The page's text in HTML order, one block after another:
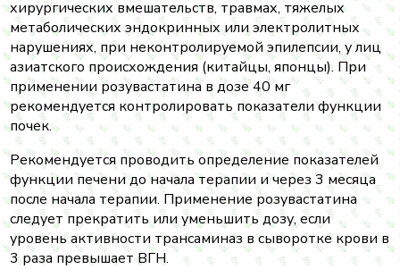
хирургических вмешательств, травмах, тяжелых
метаболических эндокринных или электролитных
нарушениях, при неконтролируемой эпилепсии, у лиц
азиатского происхождения (китайцы, японцы). При
применении розувастатина в дозе 40 мг
рекомендуется контролировать показатели функции
почек.
Рекомендуется проводить определение показателей
функции печени до начала терапии и через 3 месяца
после начала терапии. Применение розувастатина
следует прекратить или уменьшить дозу, если
уровень активности трансаминаз в сыворотке крови в
3 раза превышает ВГН.